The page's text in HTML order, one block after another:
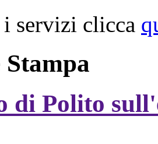
i servizi clicca
Stampa
di Polito